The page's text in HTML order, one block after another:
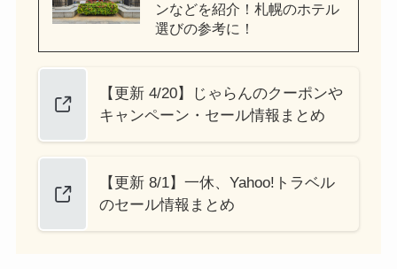
ンなどを紹介！札幌のホテル
選びの参考に！
【更新 4/20】じゃらんのクーポンや
キャンペーン・セール情報まとめ
【更新 8/1】一休、Yahoo!トラベル
のセール情報まとめ